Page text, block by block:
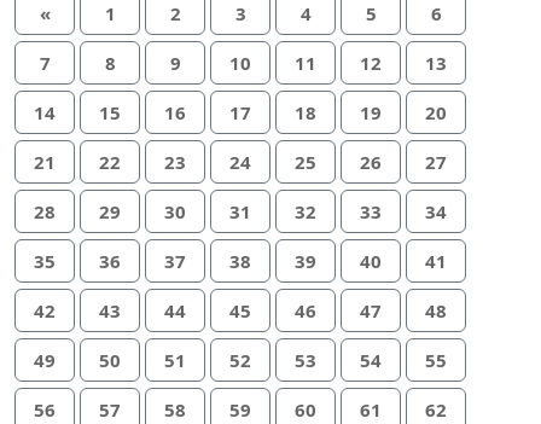
« 1 2 3 4 5 6
7 8 9 10 11 12 13
14 15 16 17 18 19 20
21 22 23 24 25 26 27
28 29 30 31 32 33 34
35 36 37 38 39 40 41
42 43 44 45 46 47 48
49 50 51 52 53 54 55
56 57 58 59 60 61 62